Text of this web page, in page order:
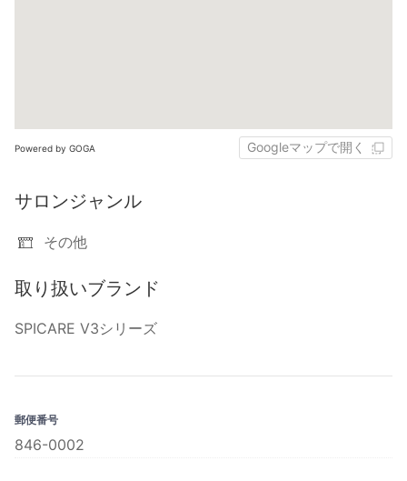
Powered by GOGA Googleマップで開く
サロンジャンル
その他
取り扱いブランド
SPICARE V3シリーズ
郵便番号
846-0002